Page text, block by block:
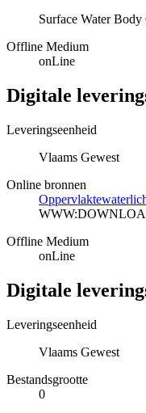
Surface Water Body
Offline Medium
onLine
Digitale
Leveringseenheid
Vlaams Gewest
Online bronnen
Offline Medium
onLine
Digitale
Leveringseenheid
Vlaams Gewest
Bestandsgrootte
0